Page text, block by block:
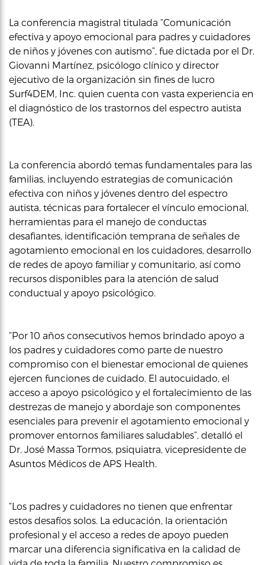
La conferencia magistral titulada “Comunicación
efectiva y apoyo emocional para padres y cuidadores
de niños y jóvenes con autismo”, fue dictada por el Dr.
Giovanni Martínez, psicólogo clínico y director
ejecutivo de la organización sin fines de lucro
Surf4DEM, Inc. quien cuenta con vasta experiencia en
el diagnóstico de los trastornos del espectro autista
(TEA).
La conferencia abordó temas fundamentales para las
familias, incluyendo estrategias de comunicación
efectiva con niños y jóvenes dentro del espectro
autista, técnicas para fortalecer el vínculo emocional,
herramientas para el manejo de conductas
desafiantes, identificación temprana de señales de
agotamiento emocional en los cuidadores, desarrollo
de redes de apoyo familiar y comunitario, así como
recursos disponibles para la atención de salud
conductual y apoyo psicológico.
“Por 10 años consecutivos hemos brindado apoyo a
los padres y cuidadores como parte de nuestro
compromiso con el bienestar emocional de quienes
ejercen funciones de cuidado. El autocuidado, el
acceso a apoyo psicológico y el fortalecimiento de las
destrezas de manejo y abordaje son componentes
esenciales para prevenir el agotamiento emocional y
promover entornos familiares saludables”, detalló el
Dr. José Massa Tormos, psiquiatra, vicepresidente de
Asuntos Médicos de APS Health.
“Los padres y cuidadores no tienen que enfrentar
estos desafíos solos. La educación, la orientación
profesional y el acceso a redes de apoyo pueden
marcar una diferencia significativa en la calidad de